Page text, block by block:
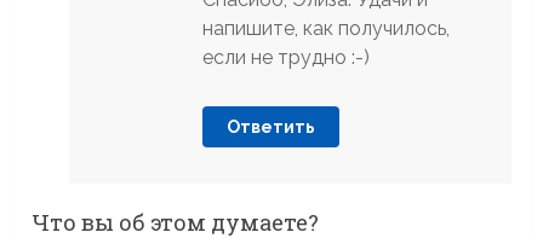
напишите, как получилось,
если не трудно :-)
Ответить
Что вы об этом думаете?